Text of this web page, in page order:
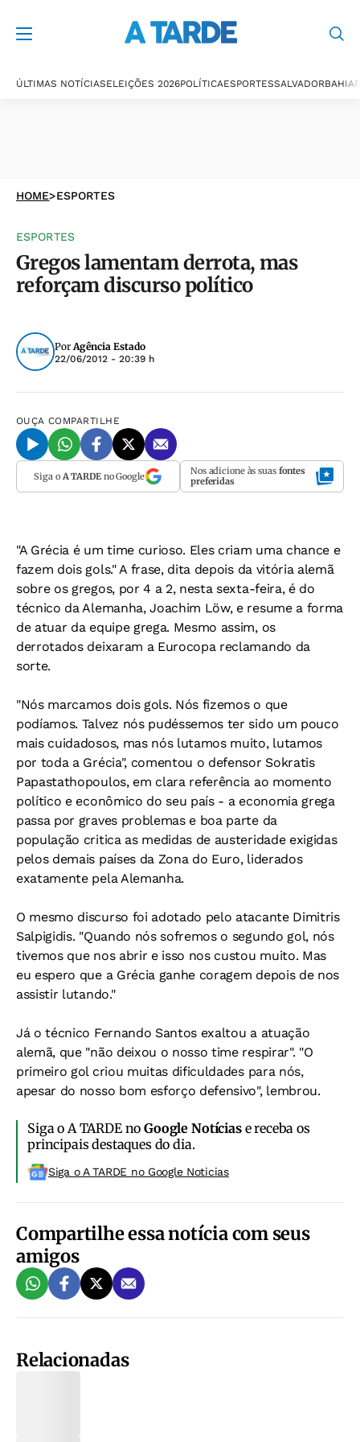
ÚLTIMAS NOTÍCIASELEIÇÕES 2026POLÍTICAESPORTESSALVADORBAHIA
HOME>ESPORTES
ESPORTES
Gregos lamentam derrota, mas
reforçam discurso político
PorAgência Estado
22/06/2012 - 20:39 h
OUÇA COMPARTILHE
Siga o A TARDEno Google Nos adicione às suas fontes
preferidas
"A Grécia é um time curioso. Eles criam uma chance e
fazem dois gols." A frase, dita depois da vitória alemã
sobre os gregos, por 4 a 2, nesta sexta-feira, é do
técnico da Alemanha, Joachim Löw, e resume a forma
de atuar da equipe grega. Mesmo assim, os
derrotados deixaram a Eurocopa reclamando da
sorte.
"Nós marcamos dois gols. Nós fizemos o que
podíamos. Talvez nós pudéssemos ter sido um pouco
mais cuidadosos, mas nós lutamos muito, lutamos
por toda a Grécia", comentou o defensor Sokratis
Papastathopoulos, em clara referência ao momento
político e econômico do seu país - a economia grega
passa por graves problemas e boa parte da
população critica as medidas de austeridade exigidas
pelos demais países da Zona do Euro, liderados
exatamente pela Alemanha.
O mesmo discurso foi adotado pelo atacante Dimitris
Salpigidis. "Quando nós sofremos o segundo gol, nós
tivemos que nos abrir e isso nos custou muito. Mas
eu espero que a Grécia ganhe coragem depois de nos
assistir lutando."
Já o técnico Fernando Santos exaltou a atuação
alemã, que "não deixou o nosso time respirar". "O
primeiro gol criou muitas dificuldades para nós,
apesar do nosso bom esforço defensivo", lembrou.
Siga o A TARDE noGoogle Notíciase receba os
principais destaques do dia.
Siga o A TARDE no Google Noticias
Compartilhe essa notícia com seus
amigos
Relacionadas